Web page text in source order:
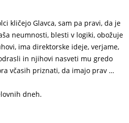
kličejo Glavca, sam pa pravi, da je
neumnosti, blesti v logiki, obožuje
ima direktorske ideje, verjame,
in njihovi nasveti mu gredo
včasih priznati, da imajo prav …
dneh.